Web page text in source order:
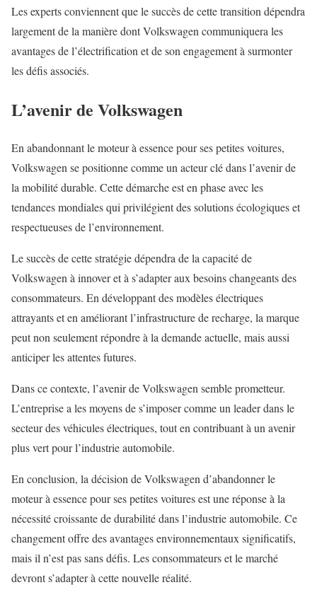
Les experts conviennent que le succès de cette transition dépendra
largement de la manière dont Volkswagen communiquera les
avantages de l’électrification et de son engagement à surmonter
les défis associés.
L’avenir de Volkswagen
En abandonnant le moteur à essence pour ses petites voitures,
Volkswagen se positionne comme un acteur clé dans l’avenir de
la mobilité durable. Cette démarche est en phase avec les
tendances mondiales qui privilégient des solutions écologiques et
respectueuses de l’environnement.
Le succès de cette stratégie dépendra de la capacité de
Volkswagen à innover et à s’adapter aux besoins changeants des
consommateurs. En développant des modèles électriques
attrayants et en améliorant l’infrastructure de recharge, la marque
peut non seulement répondre à la demande actuelle, mais aussi
anticiper les attentes futures.
Dans ce contexte, l’avenir de Volkswagen semble prometteur.
L’entreprise a les moyens de s’imposer comme un leader dans le
secteur des véhicules électriques, tout en contribuant à un avenir
plus vert pour l’industrie automobile.
En conclusion, la décision de Volkswagen d’abandonner le
moteur à essence pour ses petites voitures est une réponse à la
nécessité croissante de durabilité dans l’industrie automobile. Ce
changement offre des avantages environnementaux significatifs,
mais il n’est pas sans défis. Les consommateurs et le marché
devront s’adapter à cette nouvelle réalité.